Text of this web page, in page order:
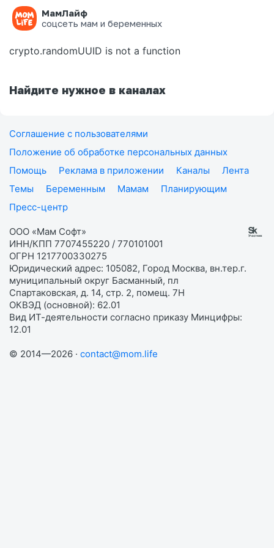
МамЛайф
соцсеть мам и беременных
Ошибка на странице
crypto.randomUUID is not a function
Найдите нужное в каналах
Соглашение с пользователями
Положение об обработке персональных данных
Помощь
Реклама в приложении Каналы
Лента
Темы
Беременным Мамам
Планирующим
Пресс-центр
ООО «Мам Софт»
ИНН/КПП 7707455220 / 770101001
ОГРН 1217700330275
Юридический адрес: 105082, Город Москва, вн.тер.г.
муниципальный округ Басманный, пл
Спартаковская, д. 14, стр. 2, помещ. 7Н
ОКВЭД (основной): 62.01
Вид ИТ-деятельности согласно приказу Минцифры:
12.01
© 2014—2026 · contact@mom.life